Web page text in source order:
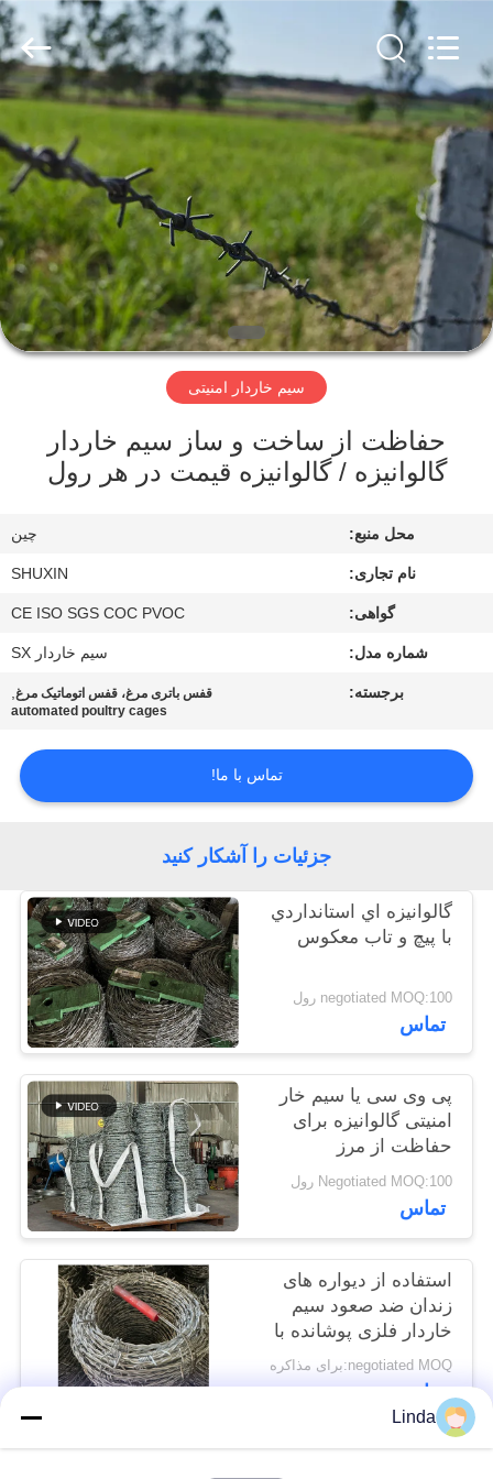
خانه
محصولات
درباره
ما
بازدید
کارخانه
کیفیت
اخبار
قیمت
سایت
حریم
خصوصی
Ltd..
All
Rights
Reserved.
سیم خاردار امنیتی
حفاظت از ساخت و ساز سیم خاردار
گالوانیزه / گالوانیزه قیمت در هر رول
محل منبع: چين
نام تجاری: SHUXIN
گواهی: CE ISO SGS COC PVOC
شماره مدل: سیم خاردار SX
برجسته: قفس باتری مرغ، قفس اتوماتیک مرغ,
automated poultry cages
تماس با ما!
جزئیات را آشکار کنید
گالوانيزه اي استانداردي
با پیچ و تاب معکوس
negotiated MOQ:100 رول
تماس
پی وی سی یا سیم خار
امنیتی گالوانیزه برای
حفاظت از مرز
Negotiated MOQ:100 رول
تماس
استفاده از دیواره های
زندان ضد صعود سیم
خاردار فلزی پوشانده با
یک رشته PVC
negotiated MOQ:برای مذاکره
تماس
Linda